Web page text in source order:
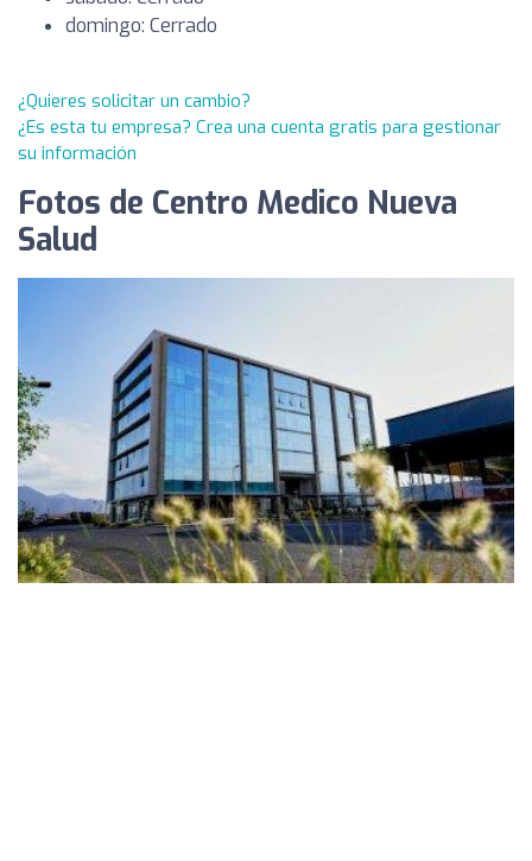
domingo: Cerrado
¿Quieres solicitar un cambio?
¿Es esta tu empresa? Crea una cuenta gratis para gestionar
su información
Fotos de Centro Medico Nueva
Salud